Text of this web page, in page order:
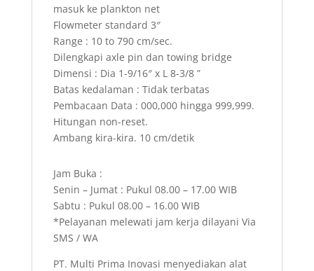
masuk ke plankton net
Flowmeter standard 3″
Range : 10 to 790 cm/sec.
Dilengkapi axle pin dan towing bridge
Dimensi : Dia 1-9/16″ x L 8-3/8 ”
Batas kedalaman : Tidak terbatas
Pembacaan Data : 000,000 hingga 999,999.
Hitungan non-reset.
Ambang kira-kira. 10 cm/detik
Jam Buka :
Senin – Jumat : Pukul 08.00 – 17.00 WIB
Sabtu : Pukul 08.00 – 16.00 WIB
*Pelayanan melewati jam kerja dilayani Via
SMS / WA
PT. Multi Prima Inovasi menyediakan alat